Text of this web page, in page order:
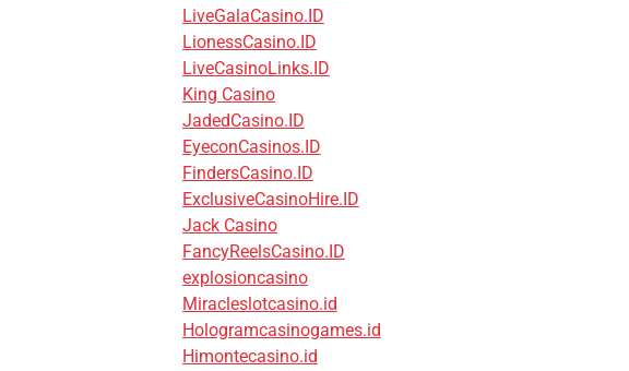
LiveGalaCasino.ID
LionessCasino.ID
LiveCasinoLinks.ID
King Casino
JadedCasino.ID
EyeconCasinos.ID
FindersCasino.ID
ExclusiveCasinoHire.ID
Jack Casino
FancyReelsCasino.ID
explosioncasino
Miracleslotcasino.id
Hologramcasinogames.id
Himontecasino.id